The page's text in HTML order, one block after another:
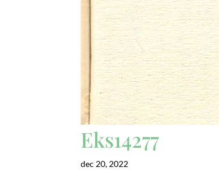
Eks14277
dec 20, 2022